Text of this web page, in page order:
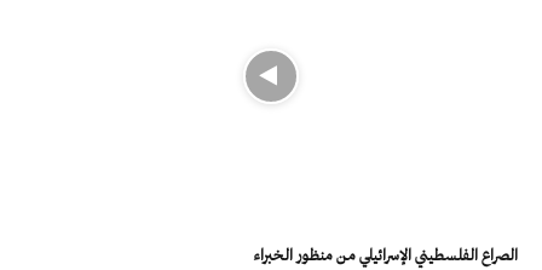
الصراع الفلسطيني الإسرائيلي من منظور الخبراء